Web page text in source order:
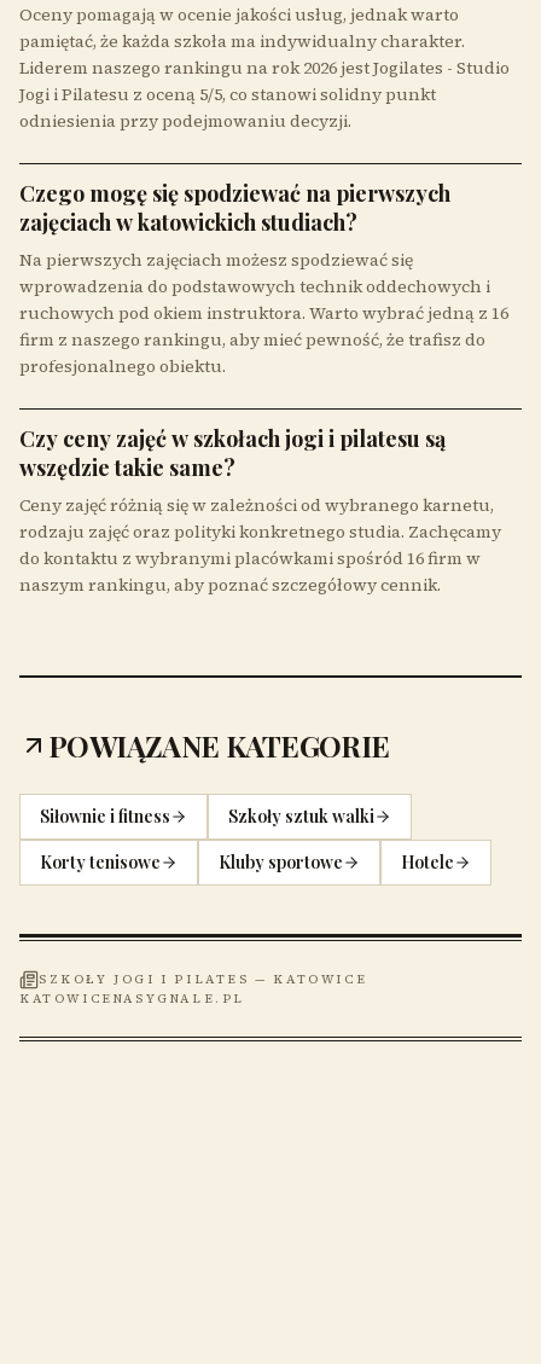
Oceny pomagają w ocenie jakości usług, jednak warto
pamiętać, że każda szkoła ma indywidualny charakter.
Liderem naszego rankingu na rok 2026 jest Jogilates - Studio
Jogi i Pilatesu z oceną 5/5, co stanowi solidny punkt
odniesienia przy podejmowaniu decyzji.
Czego mogę się spodziewać na pierwszych
zajęciach w katowickich studiach?
Na pierwszych zajęciach możesz spodziewać się
wprowadzenia do podstawowych technik oddechowych i
ruchowych pod okiem instruktora. Warto wybrać jedną z 16
firm z naszego rankingu, aby mieć pewność, że trafisz do
profesjonalnego obiektu.
Czy ceny zajęć w szkołach jogi i pilatesu są
wszędzie takie same?
Ceny zajęć różnią się w zależności od wybranego karnetu,
rodzaju zajęć oraz polityki konkretnego studia. Zachęcamy
do kontaktu z wybranymi placówkami spośród 16 firm w
naszym rankingu, aby poznać szczegółowy cennik.
POWIĄZANE KATEGORIE
Siłownie i fitness
Szkoły sztuk walki
Korty tenisowe
Kluby sportowe Hotele
SZKOŁY JOGI I PILATES — KATOWICE
KATOWICENASYGNALE.PL